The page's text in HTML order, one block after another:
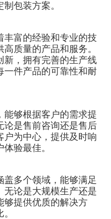
包装方案。
丰富的经验和专业的技
质量的产品和服务。
新，拥有完善的生产线
一件产品的可靠性和耐
能够根据客户的需求提
论是售前咨询还是售后
户为中心，提供及时响
验最佳。
盖多个领域，能够满足
无论是大规模生产还是
够提供优质的解决方